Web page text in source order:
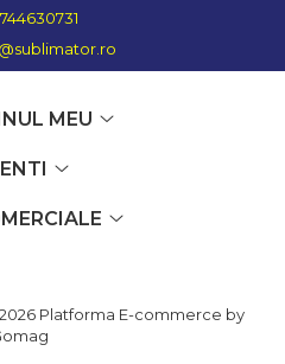
MEU
Platforma E-commerce by